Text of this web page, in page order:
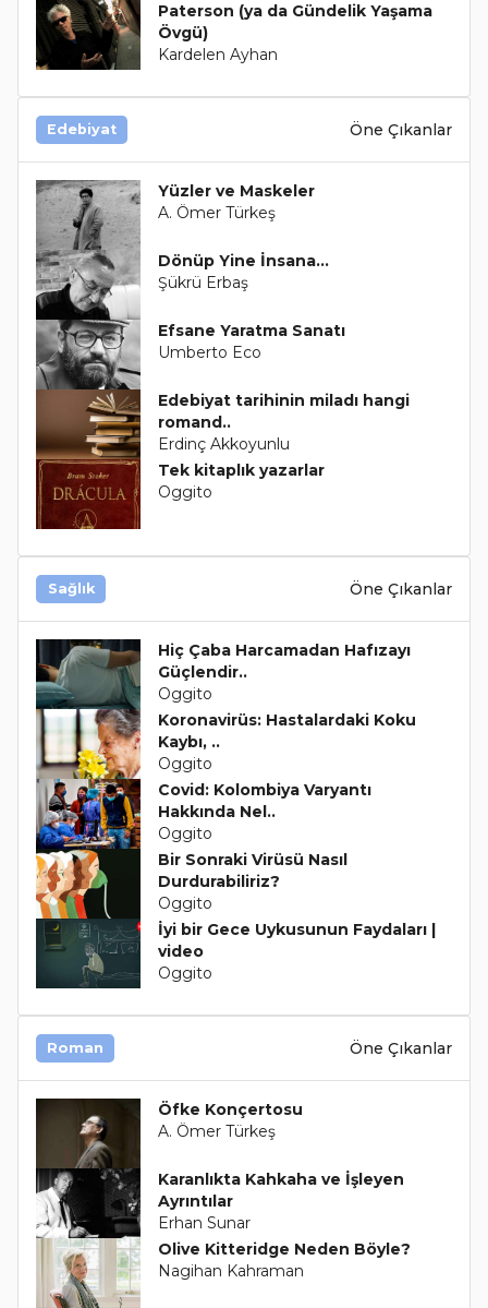
Paterson (ya da Gündelik Yaşama
Övgü)
Kardelen Ayhan
Edebiyat Öne Çıkanlar
Yüzler ve Maskeler
A. Ömer Türkeş
Dönüp Yine İnsana...
Şükrü Erbaş
Efsane Yaratma Sanatı
Umberto Eco
Edebiyat tarihinin miladı hangi
romand..
Erdinç Akkoyunlu
Tek kitaplık yazarlar
Oggito
Sağlık Öne Çıkanlar
Hiç Çaba Harcamadan Hafızayı
Güçlendir..
Oggito
Koronavirüs: Hastalardaki Koku
Kaybı, ..
Oggito
Covid: Kolombiya Varyantı
Hakkında Nel..
Oggito
Bir Sonraki Virüsü Nasıl
Durdurabiliriz?
Oggito
İyi bir Gece Uykusunun Faydaları |
video
Oggito
Roman Öne Çıkanlar
Öfke Konçertosu
A. Ömer Türkeş
Karanlıkta Kahkaha ve İşleyen
Ayrıntılar
Erhan Sunar
Olive Kitteridge Neden Böyle?
Nagihan Kahraman